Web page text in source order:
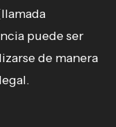
puede ser
de manera